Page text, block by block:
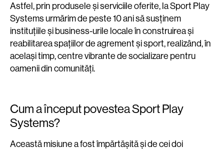
Astfel, prin produsele și serviciile oferite, la Sport Play
Systems urmărim de peste 10 ani să susținem
instituțiile și business-urile locale în construirea și
reabilitarea spațiilor de agrement și sport, realizând, în
același timp, centre vibrante de socializare pentru
oamenii din comunități.
Cum a început povestea Sport Play
Systems?
Această misiune a fost împărtășită și de cei doi